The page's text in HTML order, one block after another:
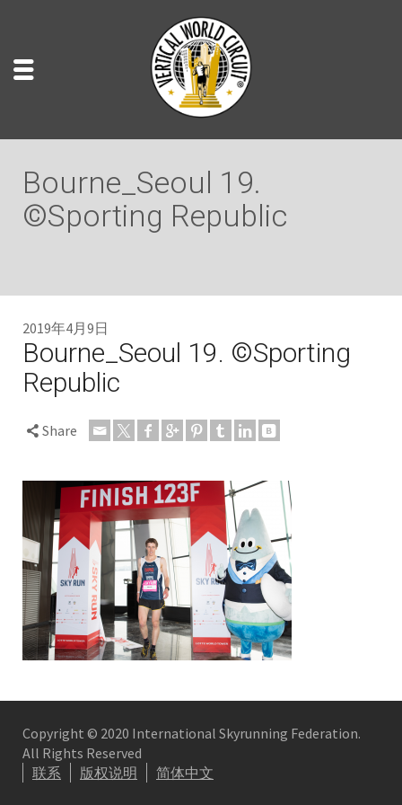
Bourne_Seoul 19.
©Sporting Republic
2019年4月9日
Bourne_Seoul 19. ©Sporting
Republic
Share
Copyright © 2020 International Skyrunning Federation.
All Rights Reserved
联系
版权说明 简体中文